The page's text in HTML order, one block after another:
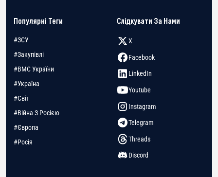
Популярні Теги
#ЗСУ
#Закупівлі
#ВМС України
#Україна
#Світ
#Війна З Росією
#Європа
#Росія
Слідкувати За Нами
X
Facebook
LinkedIn
Youtube
Instagram
Telegram
Threads
Discord